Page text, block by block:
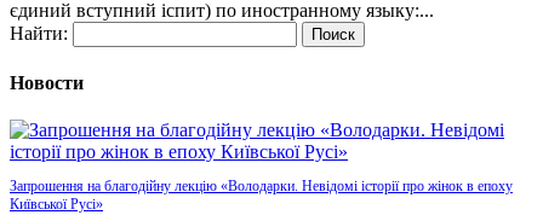
єдиний вступний іспит) по иностранному языку:...
Найти:
Новости
Запрошення на благодійну лекцію «Володарки. Невідомі історії про жінок в епоху
Київської Русі»